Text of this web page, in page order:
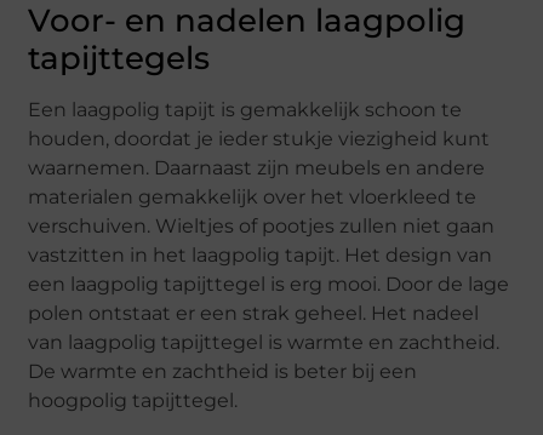
Voor- en nadelen laagpolig
tapijttegels
Een laagpolig tapijt is gemakkelijk schoon te
houden, doordat je ieder stukje viezigheid kunt
waarnemen. Daarnaast zijn meubels en andere
materialen gemakkelijk over het vloerkleed te
verschuiven. Wieltjes of pootjes zullen niet gaan
vastzitten in het laagpolig tapijt. Het design van
een laagpolig tapijttegel is erg mooi. Door de lage
polen ontstaat er een strak geheel. Het nadeel
van laagpolig tapijttegel is warmte en zachtheid.
De warmte en zachtheid is beter bij een
hoogpolig tapijttegel.